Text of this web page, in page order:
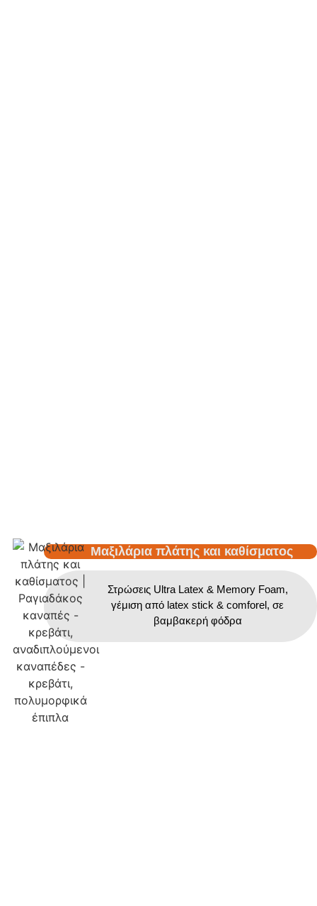
Μαξιλάρια πλάτης και καθίσματος
Στρώσεις Ultra Latex & Memory Foam,
γέμιση από latex stick & comforel, σε
βαμβακερή φόδρα